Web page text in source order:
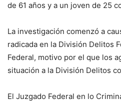
de 61 años y a un joven de 25
La investigación comenzó a
radicada en la División Delitos
Federal, motivo por el que los
situación a la División Delitos
El Juzgado Federal en lo